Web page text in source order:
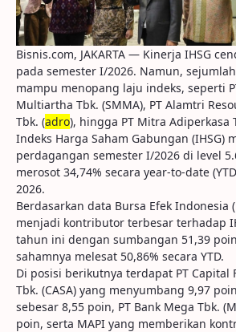
Bisnis.com, JAKARTA — Kinerja IHSG
pada semester I/2026. Namun,
mampu menopang laju indeks, seperti
Multiartha Tbk. (SMMA), PT Alamtri
Tbk. (adro), hingga PT Mitra Adiperkasa
Indeks Harga Saham Gabungan (IHSG)
perdagangan semester I/2026 di level
merosot 34,74% secara year-to-date
2026.
Berdasarkan data Bursa Efek Indonesia
menjadi kontributor terbesar terhadap
tahun ini dengan sumbangan 51,39
sahamnya melesat 50,86% secara YTD.
Di posisi berikutnya terdapat PT Capital
Tbk. (CASA) yang menyumbang 9,97
sebesar 8,55 poin, PT Bank Mega Tbk.
poin, serta MAPI yang memberikan